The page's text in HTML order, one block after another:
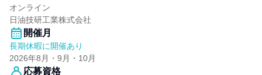
オンライン
日油技研工業株式会社
開催月
長期休暇に開催あり
2026年8月・9月・10月
応募資格